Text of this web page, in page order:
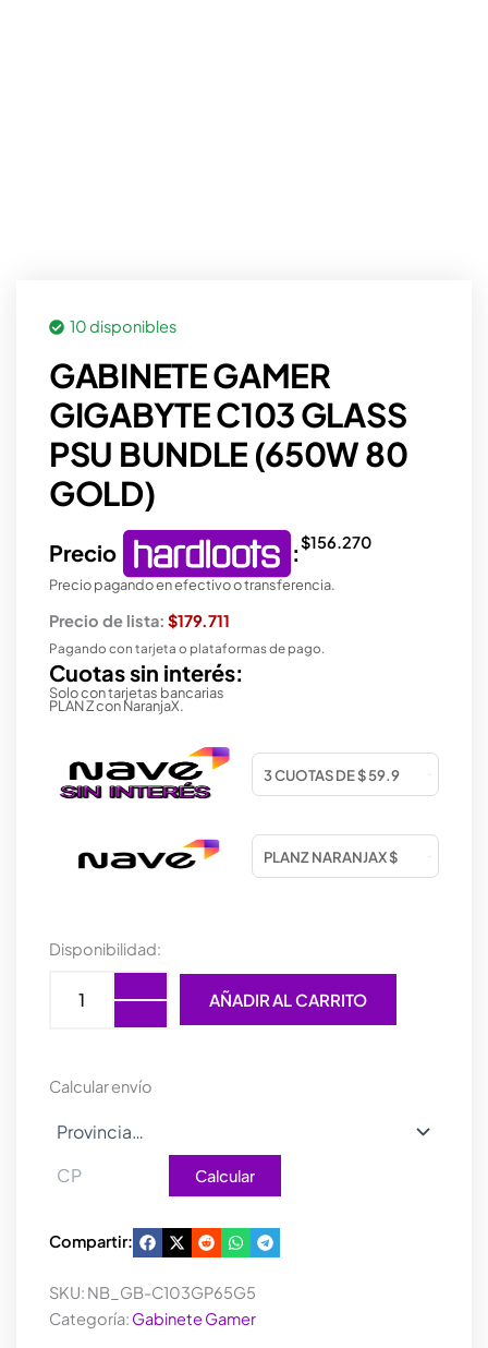
10 disponibles
GABINETE GAMER
GIGABYTE C103 GLASS
PSU BUNDLE (650W 80
GOLD)
Precio :$156.270
Precio pagando en efectivo o transferencia.
Precio de lista: $179.711
Pagando con tarjeta o plataformas de pago.
Cuotas sin interés:
Solo con tarjetas bancarias
PLAN Z con NaranjaX.
Disponibilidad:
GABINETE
GIGABYTE
C103
BUNDLE
(650W
GOLD)
AÑADIR AL CARRITO
Calcular envío
Calcular
Compartir:
SKU: NB_GB-C103GP65G5
Categoría: Gabinete Gamer